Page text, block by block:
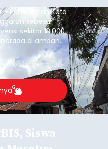
- Pemerintah Kota
sebesar
sekitar 18.000
berada di ambang
ini diambil
berada pada
agar tidak
08/06/2026 - 21:31
Siswa